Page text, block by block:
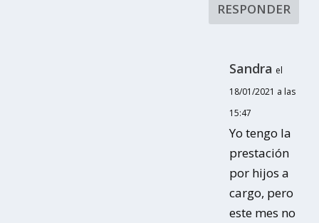
RESPONDER
Sandra el
18/01/2021 a las
15:47
Yo tengo la
prestación
por hijos a
cargo, pero
este mes no